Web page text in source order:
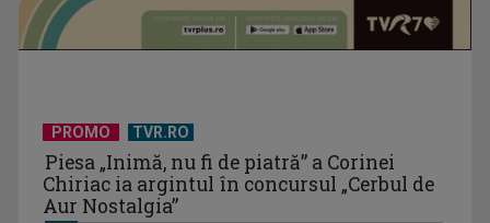
PROMO TVR.RO
Piesa „Inimă, nu fi de piatră” a Corinei
Chiriac ia argintul în concursul „Cerbul de
Aur Nostalgia”